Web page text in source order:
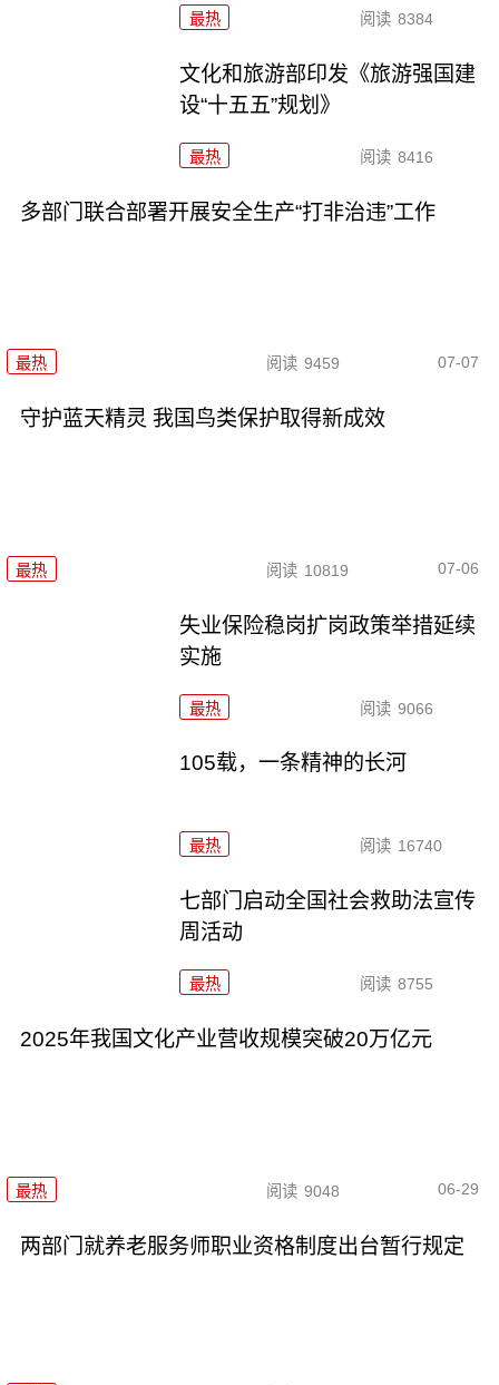
最热 阅读 8384
文化和旅游部印发《旅游强国建
设“十五五”规划》
最热 阅读 8416
多部门联合部署开展安全生产“打非治违”工作
最热 阅读 9459 07-07
守护蓝天精灵 我国鸟类保护取得新成效
最热 阅读 10819 07-06
失业保险稳岗扩岗政策举措延续
实施
最热 阅读 9066
105载，一条精神的长河
最热 阅读 16740
七部门启动全国社会救助法宣传
周活动
最热 阅读 8755
2025年我国文化产业营收规模突破20万亿元
最热 阅读 9048 06-29
两部门就养老服务师职业资格制度出台暂行规定